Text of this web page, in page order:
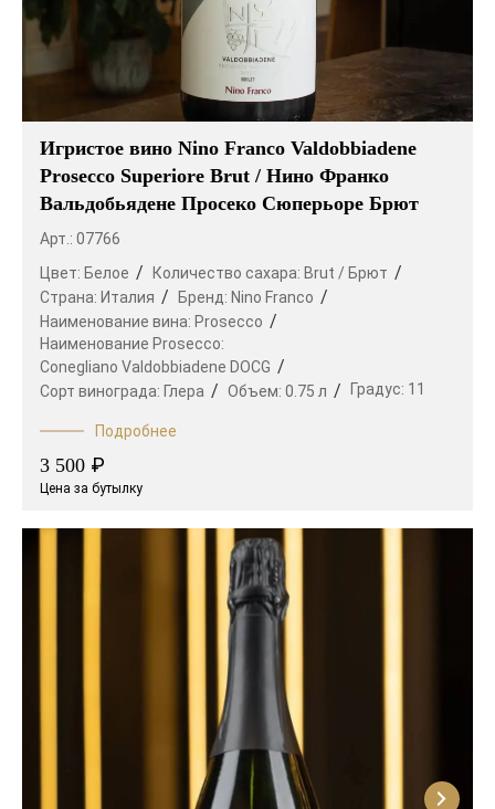
Игристое вино Nino Franco Valdobbiadene
Prosecco Superiore Brut / Нино Франко
Вальдобьядене Просеко Сюперьоре Брют
Арт.: 07766
Цвет: Белое Количество сахара: Brut / Брют
Страна: Италия Бренд: Nino Franco
Наименование вина: Prosecco
Наименование Prosecco:
Conegliano Valdobbiadene DOCG
Сорт винограда: Глера Объем: 0.75 л Градус: 11
Подробнее
3 500 ₽
Цена за бутылку